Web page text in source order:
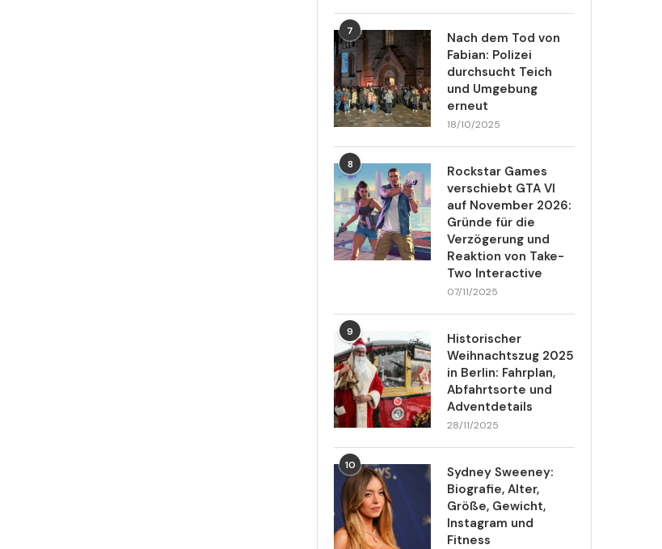
7
Nach dem Tod von
Fabian: Polizei
durchsucht Teich
und Umgebung
erneut
18/10/2025
8
Rockstar Games
verschiebt GTA VI
auf November 2026:
Gründe für die
Verzögerung und
Reaktion von Take-
Two Interactive
07/11/2025
9
Historischer
Weihnachtszug 2025
in Berlin: Fahrplan,
Abfahrtsorte und
Adventdetails
28/11/2025
10
Sydney Sweeney:
Biografie, Alter,
Größe, Gewicht,
Instagram und
Fitness